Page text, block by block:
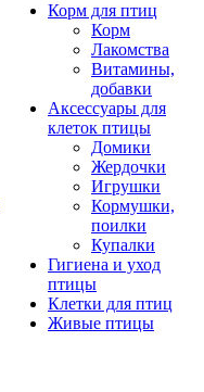
Корм для птиц
Корм
Лакомства
Витамины,
добавки
Аксессуары для
клеток птицы
Домики
Жердочки
Игрушки
Кормушки,
поилки
Купалки
Гигиена и уход
птицы
Клетки для птиц
Живые птицы